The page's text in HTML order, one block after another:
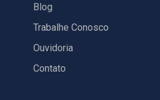
Blog
Trabalhe Conosco
Ouvidoria
Contato